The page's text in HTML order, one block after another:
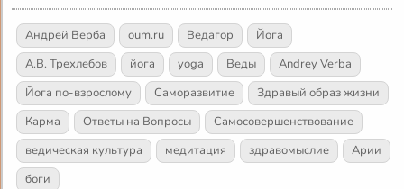
Андрей Верба oum.ru Ведагор
Йога
А.В. Трехлебов
йога yoga Веды
Andrey Verba
Йога по-взрослому
Саморазвитие
Здравый образ жизни
Карма
Ответы на Вопросы
Самосовершенствование
ведическая культура
медитация здравомыслие
Арии
боги